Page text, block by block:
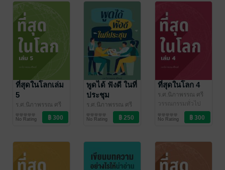
ที่สุดในโลกเล่ม
5
ร.ศ.นิภาพรรณ ศรี
/ พรรณนิภ
วรรณกรรมทั่วไป
No Rating
พูดได้ ฟังดี ในที่
ประชุม
ร.ศ.นิภาพรรณ ศรี
/ พรรณนิภ
วรรณกรรมทั่วไป
No Rating
ที่สุดในโลก 4
ร.ศ.นิภาพรรณ ศรี
พงษ์
/ พรรณนิภ
วรรณกรรมทั่วไป
No Rating